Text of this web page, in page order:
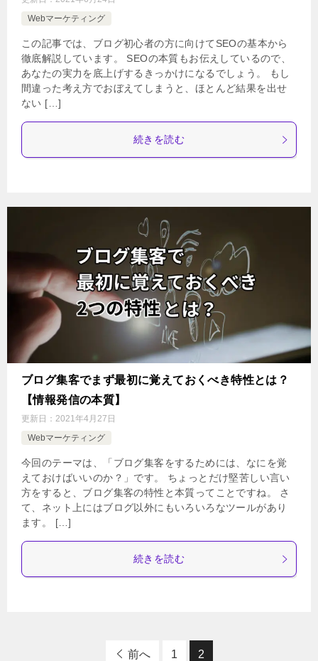
Webマーケティング
この記事では、ブログ初心者の方に向けてSEOの基本から
徹底解説しています。 SEOの本質もお伝えしているので、
あなたの実力を底上げするきっかけになるでしょう。 もし
間違った考え方でおぼえてしまうと、ほとんど結果を出せ
ない […]
続きを読む
ブログ集客でまず最初に覚えておくべき特性とは？
【情報発信の本質】
更新日： 2021年4月27日
Webマーケティング
今回のテーマは、「ブログ集客をするためには、なにを覚
えておけばいいのか？」です。 ちょっとだけ堅苦しい言い
方をすると、ブログ集客の特性と本質ってことですね。 さ
て、ネット上にはブログ以外にもいろいろなツールがあり
ます。 […]
続きを読む
前へ 1 2